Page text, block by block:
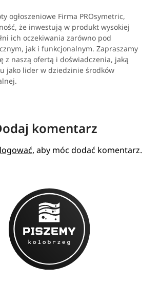
ogłoszeniowe Firma PROsymetric,
że inwestują w produkt wysokiej
ich oczekiwania zarówno pod
jak i funkcjonalnym. Zapraszamy
z naszą ofertą i doświadczenia, jaką
jako lider w dziedzinie środków
komentarz
, aby móc dodać komentarz.